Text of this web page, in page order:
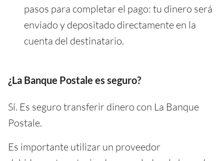
pasos para completar el pago: tu dinero será
enviado y depositado directamente en la
cuenta del destinatario.
¿La Banque Postale es seguro?
Sí. Es seguro transferir dinero con La Banque
Postale.
Es importante utilizar un proveedor